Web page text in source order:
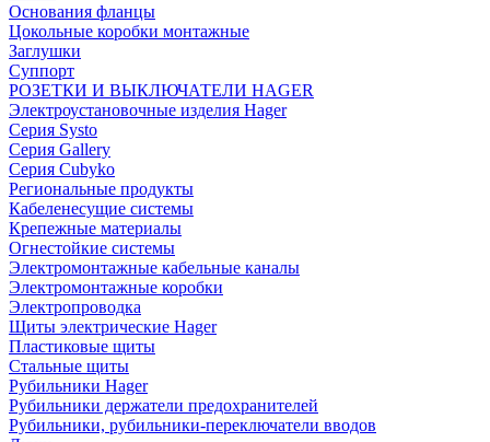
Основания фланцы
Цокольные коробки монтажные
Заглушки
Суппорт
РОЗЕТКИ И ВЫКЛЮЧАТЕЛИ HAGER
Электроустановочные изделия Hager
Серия Systo
Серия Gallery
Серия Cubyko
Региональные продукты
Кабеленесущие системы
Крепежные материалы
Огнестойкие системы
Электромонтажные кабельные каналы
Электромонтажные коробки
Электропроводка
Щиты электрические Hager
Пластиковые щиты
Стальные щиты
Рубильники Hager
Рубильники держатели предохранителей
Рубильники, рубильники-переключатели вводов